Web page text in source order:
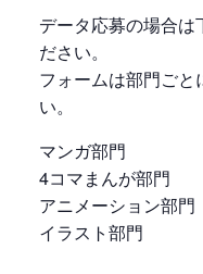
データ応募の場合は
ださい。
フォームは部門ごと
い。
マンガ部門
4コマまんが部門
アニメーション部門
イラスト部門